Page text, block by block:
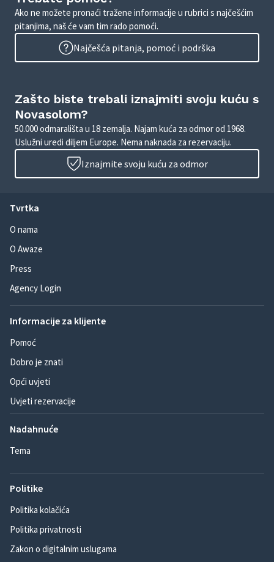
Ako ne možete pronaći tražene informacije u rubrici s najčešćim
pitanjima, naš će vam tim rado pomoći.
Najčešća pitanja, pomoć i podrška
Zašto biste trebali iznajmiti svoju kuću s
Novasolom?
50.000 odmarališta u 18 zemalja. Najam kuća za odmor od 1968.
Uslužni uredi diljem Europe. Nema naknada za rezervaciju.
Iznajmite svoju kuću za odmor
Tvrtka
O nama
O Awaze
Press
Agency Login
Informacije za klijente
Pomoć
Dobro je znati
Opći uvjeti
Uvjeti rezervacije
Nadahnuće
Tema
Politike
Politika kolačića
Politika privatnosti
Zakon o digitalnim uslugama